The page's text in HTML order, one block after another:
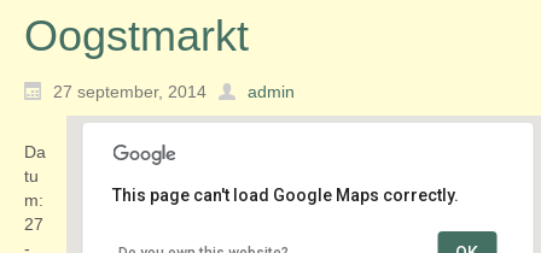
Oogstmarkt
27 september, 2014 admin
This page can't load Google Maps correctly.
Da
tu
m:
27
-